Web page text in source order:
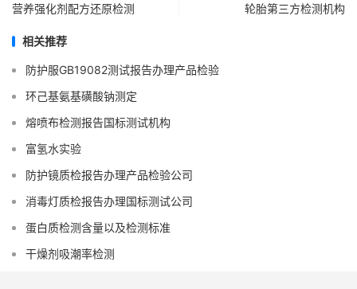
营养强化剂配方还原检测 轮胎第三方检测机构
相关推荐
防护服GB19082测试报告办理产品检验
环己基氨基磺酸钠测定
熔喷布检测报告国标测试机构
富氢水实验
防护镜质检报告办理产品检验公司
消毒灯质检报告办理国标测试公司
蛋白质检测含量以及检测标准
干燥剂吸潮率检测